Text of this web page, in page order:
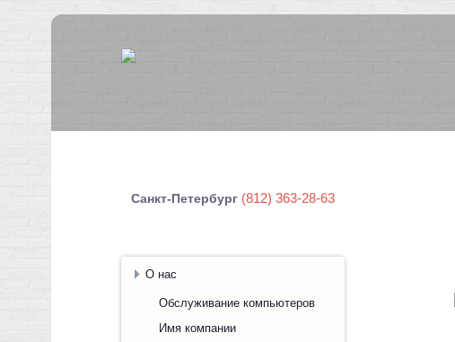
Санкт-Петербург (812) 363-28-63
О нас
Обслуживание компьютеров
Имя компании